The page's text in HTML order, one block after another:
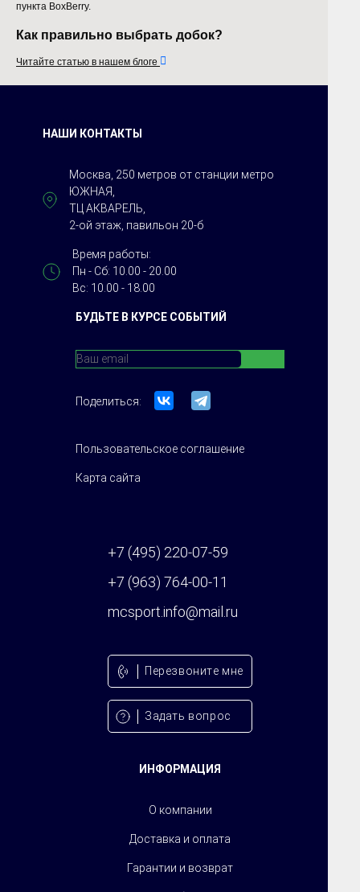
пункта BoxBerry.
Как правильно выбрать добок?
Читайте статью в нашем блоге 
БУДЬТЕ В КУРСЕ СОБЫТИЙ
Поделиться:
Пользовательское соглашение
Карта сайта
ИНФОРМАЦИЯ
О компании
Доставка и оплата
Гарантии и возврат
НАШИ КОНТАКТЫ
Москва, 250 метров от станции метро
ЮЖНАЯ,
ТЦ АКВАРЕЛЬ,
2-ой этаж, павильон 20-б
Время работы:
Пн - Сб: 10.00 - 20.00
Вс: 10.00 - 18.00
+7 (495) 220-07-59
+7 (963) 764-00-11
mcsport.info@mail.ru
Перезвонитe мне
Задать вопрос